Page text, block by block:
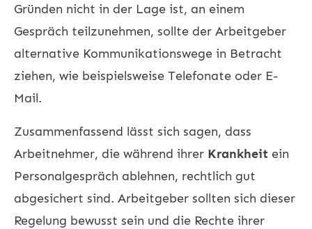
Gründen nicht in der Lage ist, an einem
Gespräch teilzunehmen, sollte der Arbeitgeber
alternative Kommunikationswege in Betracht
ziehen, wie beispielsweise Telefonate oder E-
Mail.
Zusammenfassend lässt sich sagen, dass
Arbeitnehmer, die während ihrer Krankheit ein
Personalgespräch ablehnen, rechtlich gut
abgesichert sind. Arbeitgeber sollten sich dieser
Regelung bewusst sein und die Rechte ihrer